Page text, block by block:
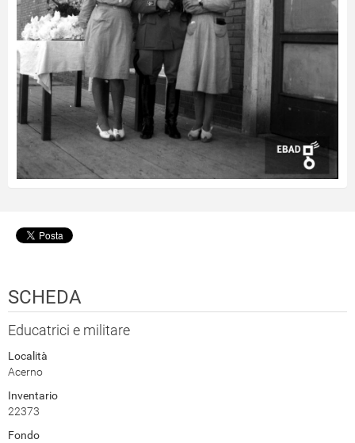
SCHEDA
Educatrici e militare
Località
Acerno
Inventario
22373
Fondo